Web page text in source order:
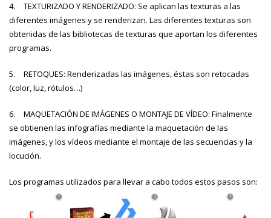
4.
TEXTURIZADO Y RENDERIZADO: Se aplican las texturas a las
diferentes imágenes y se renderizan. Las diferentes texturas son
obtenidas de las bibliotecas de texturas que aportan los diferentes
programas.
5.
RETOQUES: Renderizadas las imágenes, éstas son retocadas
(color, luz, rótulos…)
6.
MAQUETACIÓN DE IMÁGENES O MONTAJE DE VÍDEO: Finalmente
se obtienen las infografías mediante la maquetación de las
imágenes, y los vídeos mediante el montaje de las secuencias y la
locución.
Los programas utilizados para llevar a cabo todos estos pasos son: